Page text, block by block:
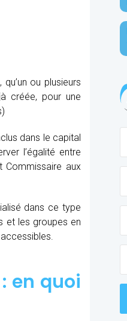
ou plusieurs
créée, pour une
dans le capital
l’égalité entre
Commissaire aux
dans ce type
et les groupes en
en quoi